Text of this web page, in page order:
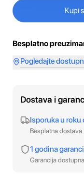
Kupi
Besplatno
Pogledajte
Dostava i
Isporuka u
Besplatna
1 godina
Garancija